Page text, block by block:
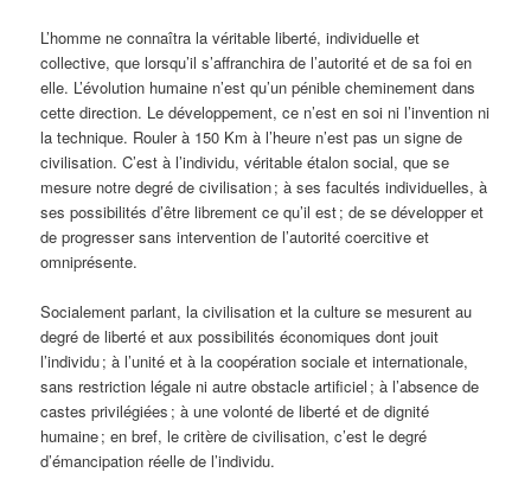
L’homme ne connaîtra la véritable liberté, individuelle et
collective, que lorsqu’il s’affranchira de l’autorité et de sa foi en
elle. L’évolution humaine n’est qu’un pénible cheminement dans
cette direction. Le développement, ce n’est en soi ni l’invention ni
la technique. Rouler à 150 Km à l’heure n’est pas un signe de
civilisation. C’est à l’individu, véritable étalon social, que se
mesure notre degré de civilisation ; à ses facultés individuelles, à
ses possibilités d’être librement ce qu’il est ; de se développer et
de progresser sans intervention de l’autorité coercitive et
omniprésente.
Socialement parlant, la civilisation et la culture se mesurent au
degré de liberté et aux possibilités économiques dont jouit
l’individu ; à l’unité et à la coopération sociale et internationale,
sans restriction légale ni autre obstacle artificiel ; à l’absence de
castes privilégiées ; à une volonté de liberté et de dignité
humaine ; en bref, le critère de civilisation, c’est le degré
d’émancipation réelle de l’individu.